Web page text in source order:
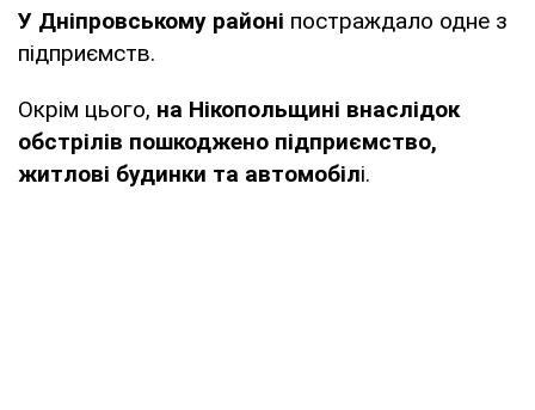
У Дніпровському районі постраждало одне з
підприємств.
Окрім цього, на Нікопольщині внаслідок
обстрілів пошкоджено підприємство,
житлові будинки та автомобілі.